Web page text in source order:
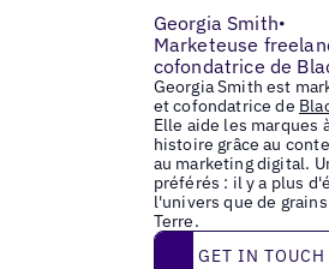
Georgia Smith•
Marketeuse
cofondatrice de
Georgia Smith est
et cofondatrice de
Elle aide les marques
histoire grâce au
au marketing digital.
préférés : il y a plus
l'univers que de
Terre.
Get in touch
GET IN TOUCH